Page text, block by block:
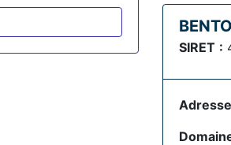
SIRET :